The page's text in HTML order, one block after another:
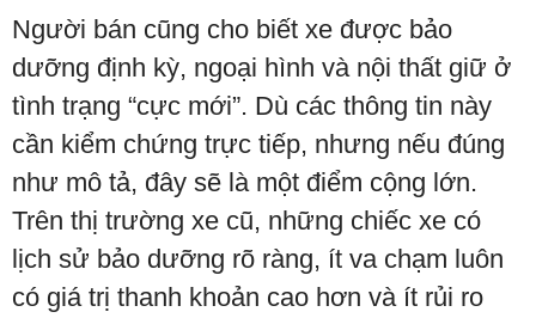
Người bán cũng cho biết xe được bảo
dưỡng định kỳ, ngoại hình và nội thất giữ ở
tình trạng “cực mới”. Dù các thông tin này
cần kiểm chứng trực tiếp, nhưng nếu đúng
như mô tả, đây sẽ là một điểm cộng lớn.
Trên thị trường xe cũ, những chiếc xe có
lịch sử bảo dưỡng rõ ràng, ít va chạm luôn
có giá trị thanh khoản cao hơn và ít rủi ro